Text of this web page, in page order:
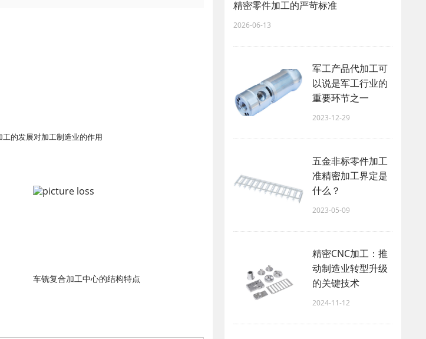
工的发展对加工制造业的作用
车铣复合加工中心的结构特点
精密零件加工的严苛标准
2026-06-13
军工产品代加工可
以说是军工行业的
重要环节之一
2023-12-29
五金非标零件加工
准精密加工界定是
什么？
2023-05-09
精密CNC加工：推
动制造业转型升级
的关键技术
2024-11-12